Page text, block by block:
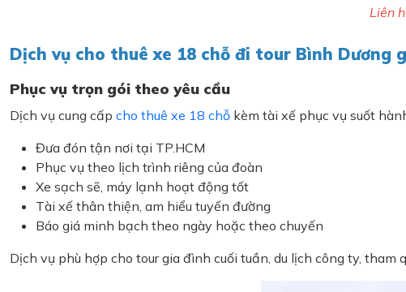
Liên
Dịch vụ cho thuê xe 18 chỗ đi tour Bình Dương
Phục vụ trọn gói theo yêu cầu
Dịch vụ cung cấp cho thuê xe 18 chỗ kèm tài xế phục vụ suốt
Đưa đón tận nơi tại TP.HCM
Phục vụ theo lịch trình riêng của đoàn
Xe sạch sẽ, máy lạnh hoạt động tốt
Tài xế thân thiện, am hiểu tuyến đường
Báo giá minh bạch theo ngày hoặc theo chuyến
Dịch vụ phù hợp cho tour gia đình cuối tuần, du lịch công ty,